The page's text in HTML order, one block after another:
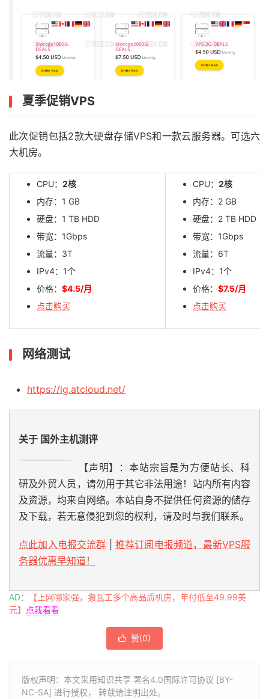
夏季促销VPS
此次促销包括2款大硬盘存储VPS和一款云服务器。可选六
大机房。
CPU： 2核
内存：1 GB
硬盘：1 TB HDD
带宽：1Gbps
流量：3T
IPv4：1个
价格： $4.5/月
点击购买
CPU： 2核
内存：2 GB
硬盘：2 TB HDD
带宽：1Gbps
流量：6T
IPv4：1个
价格： $7.5/月
点击购买
网络测试
https://lg.atcloud.net/
关于 国外主机测评
【声明】：本站宗旨是为方便站长、科
研及外贸人员，请勿用于其它非法用途！站内所有内容
及资源，均来自网络。本站自身不提供任何资源的储存
及下载，若无意侵犯到您的权利，请及时与我们联系。
点此加入电报交流群
推荐订阅电报频道，最新VPS服
务器优惠早知道！
AD：
【上网哪家强，搬瓦工多个高品质机房，年付低至49.99美
元】
点我看看
 赞(0)
版权声明：本文采用知识共享 署名4.0国际许可协议 [BY-
NC-SA] 进行授权， 转载请注明出处。